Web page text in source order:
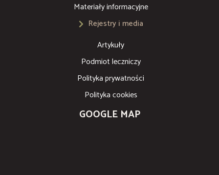
Materiały informacyjne
Rejestry i media
Artykuły
Podmiot leczniczy
Polityka prywatności
Polityka cookies
GOOGLE MAP